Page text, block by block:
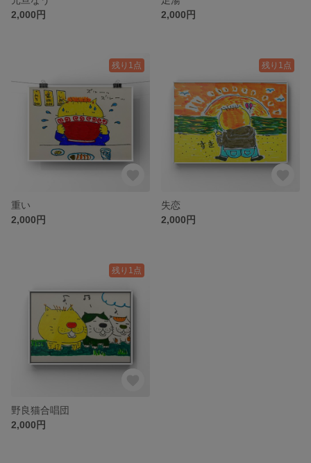
2,000円
2,000円
残り1点
重い
2,000円
残り1点
失恋
2,000円
残り1点
野良猫合唱団
2,000円